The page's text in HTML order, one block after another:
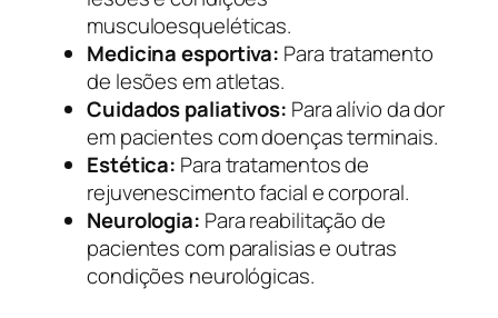
musculoesqueléticas.
Medicina esportiva: Para tratamento
de lesões em atletas.
Cuidados paliativos: Para alívio da dor
em pacientes com doenças terminais.
Estética: Para tratamentos de
rejuvenescimento facial e corporal.
Neurologia: Para reabilitação de
pacientes com paralisias e outras
condições neurológicas.